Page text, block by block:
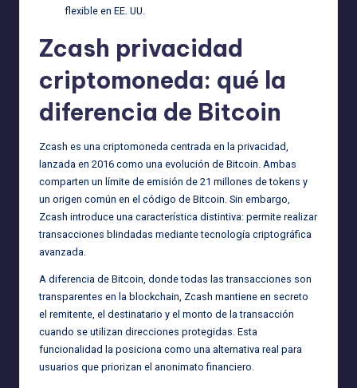
flexible en EE. UU.
Zcash privacidad
criptomoneda: qué la
diferencia de Bitcoin
Zcash es una criptomoneda centrada en la privacidad,
lanzada en 2016 como una evolución de Bitcoin. Ambas
comparten un límite de emisión de 21 millones de tokens y
un origen común en el código de Bitcoin. Sin embargo,
Zcash introduce una característica distintiva: permite realizar
transacciones blindadas mediante tecnología criptográfica
avanzada.
A diferencia de Bitcoin, donde todas las transacciones son
transparentes en la blockchain, Zcash mantiene en secreto
el remitente, el destinatario y el monto de la transacción
cuando se utilizan direcciones protegidas. Esta
funcionalidad la posiciona como una alternativa real para
usuarios que priorizan el anonimato financiero.